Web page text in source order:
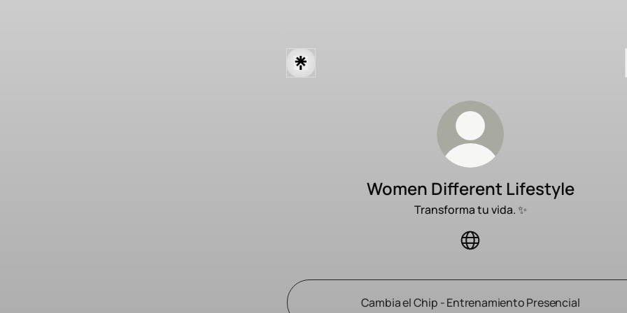
Women Different Lifestyle
Transforma tu vida. ✨
Cambia el Chip - Entrenamiento Presencial